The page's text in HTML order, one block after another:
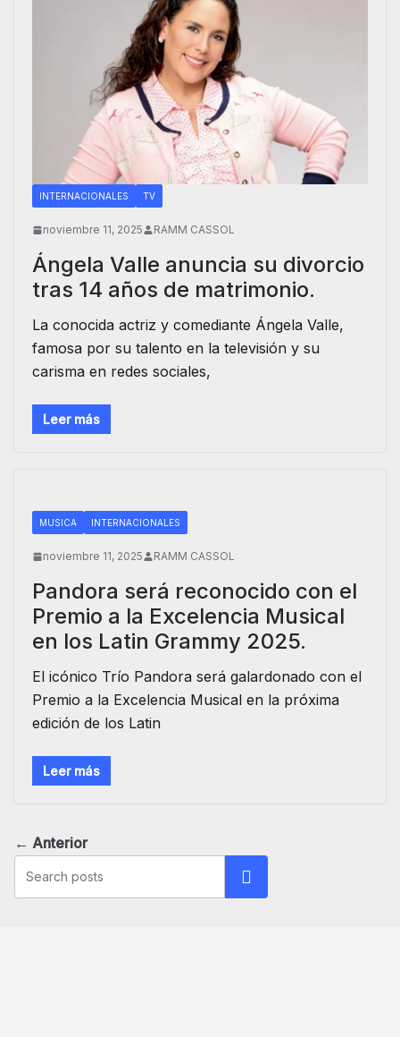
INTERNACIONALES TV
noviembre 11, 2025 RAMM CASSOL
Ángela Valle anuncia su divorcio
tras 14 años de matrimonio.
La conocida actriz y comediante Ángela Valle,
famosa por su talento en la televisión y su
carisma en redes sociales,
Leer más
MUSICA INTERNACIONALES
noviembre 11, 2025 RAMM CASSOL
Pandora será reconocido con el
Premio a la Excelencia Musical
en los Latin Grammy 2025.
El icónico Trío Pandora será galardonado con el
Premio a la Excelencia Musical en la próxima
edición de los Latin
Leer más
← Anterior
Buscar